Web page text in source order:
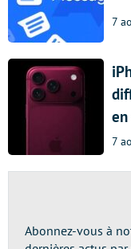
7
7
Abonnez-vous à